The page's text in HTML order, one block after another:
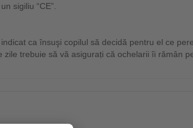
sigiliu “CE”.
ca însuşi copilul să decidă pentru el ce
trebuie să vă asiguraṭi că ochelarii îi rămân